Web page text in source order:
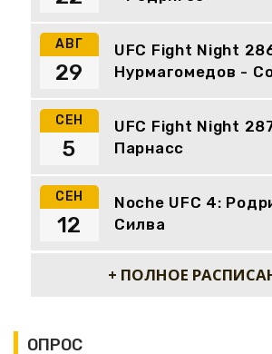
АВГ
UFC Fight Night
Нурмагомедов -
29
СЕН
UFC Fight Night
Парнасс
5
СЕН
Noche UFC 4:
Силва
12
+ ПОЛНОЕ
ОПРОС